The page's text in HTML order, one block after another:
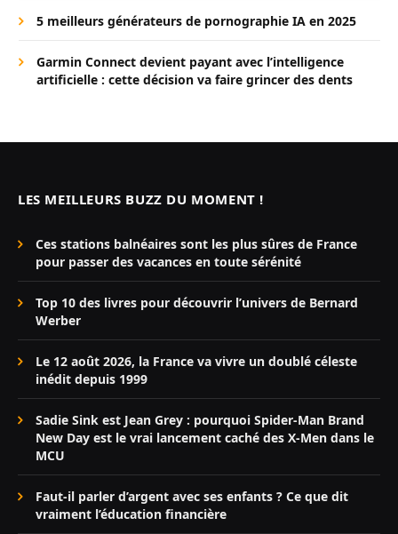
5 meilleurs générateurs de pornographie IA en 2025
Garmin Connect devient payant avec l’intelligence
artificielle : cette décision va faire grincer des dents
LES MEILLEURS BUZZ DU MOMENT !
Ces stations balnéaires sont les plus sûres de France
pour passer des vacances en toute sérénité
Top 10 des livres pour découvrir l’univers de Bernard
Werber
Le 12 août 2026, la France va vivre un doublé céleste
inédit depuis 1999
Sadie Sink est Jean Grey : pourquoi Spider-Man Brand
New Day est le vrai lancement caché des X-Men dans le
MCU
Faut-il parler d’argent avec ses enfants ? Ce que dit
vraiment l’éducation financière